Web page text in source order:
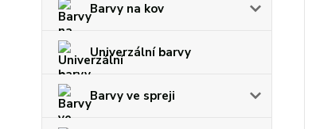
Barvy na kov
Univerzální barvy
Barvy ve spreji